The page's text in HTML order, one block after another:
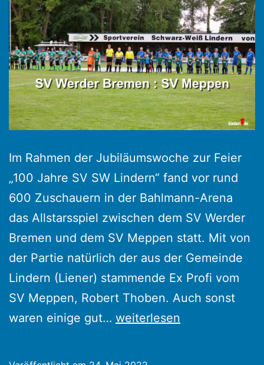
Im Rahmen der Jubiläumswoche zur Feier
„100 Jahre SV SW Lindern“ fand vor rund
600 Zuschauern in der Bahlmann-Arena
das Allstarsspiel zwischen dem SV Werder
Bremen und dem SV Meppen statt. Mit von
der Partie natürlich der aus der Gemeinde
Lindern (Liener) stammende Ex Profi vom
SV Meppen, Robert Thoben. Auch sonst
waren einige gut… 100
weiterlesen